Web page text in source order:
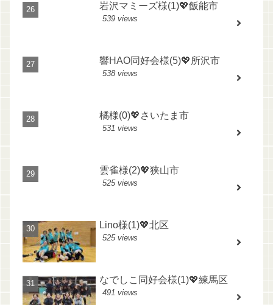
岩沢マミーズ様(1)💖飯能市
539 views
響HAO同好会様(5)💖所沢市
538 views
橘様(0)💖さいたま市
531 views
雲雀様(2)💖狭山市
525 views
Lino様(1)💖北区
525 views
なでしこ同好会様(1)💖練馬区
491 views